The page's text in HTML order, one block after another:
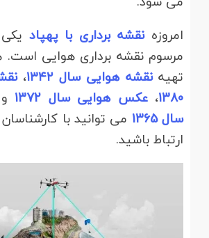
امروزهنقشه برداری با پهپاد
مرسوم نقشه برداری هوایی
تهیهنقشه هوایی سال ۱۳۴۲ ،
1380،عکس هوایی سال 1372 و
سال 1365
می توانید با
ارتباط باشید.